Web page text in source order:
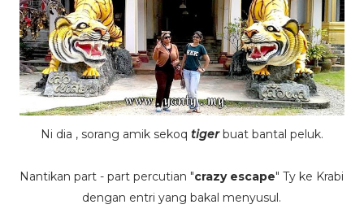
Ni dia , sorang amik sekoq tigerbuat bantal peluk.
Nantikan part - part percutian "crazy escape" Ty ke Krabi
dengan entri yang bakal menyusul.